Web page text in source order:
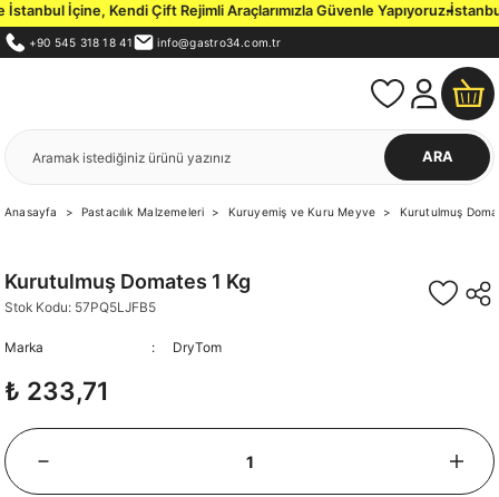
İçine, Kendi Çift Rejimli Araçlarımızla Güvenle Yapıyoruz.İstanbul
+90 545 318 18 41 info@gastro34.com.tr
ARA
Anasayfa Pastacılık Malzemeleri Kuruyemiş ve Kuru Meyve Kurutulmuş
Kurutulmuş Domates 1 Kg
Stok Kodu: 57PQ5LJFB5
Marka DryTom
₺ 233,71